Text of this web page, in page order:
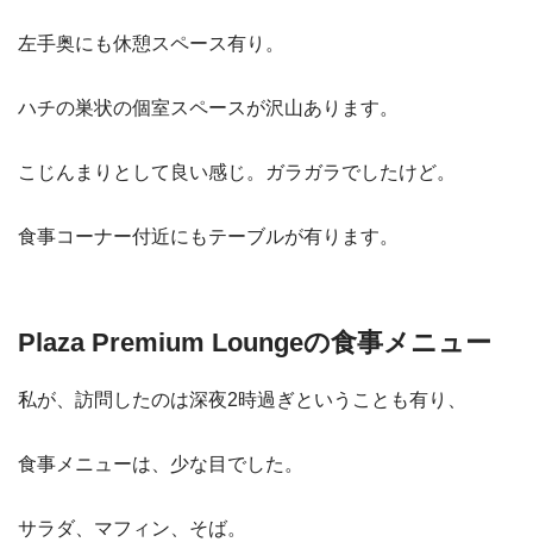
左手奥にも休憩スペース有り。
ハチの巣状の個室スペースが沢山あります。
こじんまりとして良い感じ。ガラガラでしたけど。
食事コーナー付近にもテーブルが有ります。
Plaza Premium Loungeの食事メニュー
私が、訪問したのは深夜2時過ぎということも有り、
食事メニューは、少な目でした。
サラダ、マフィン、そば。